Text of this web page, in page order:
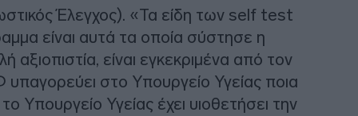
Έλεγχος). «Τα είδη των self test
είναι αυτά τα οποία σύστησε η
αξιοπιστία, είναι εγκεκριμένα από τον
στο Υπουργείο Υγείας ποια
Υπουργείο Υγείας έχει υιοθετήσει την